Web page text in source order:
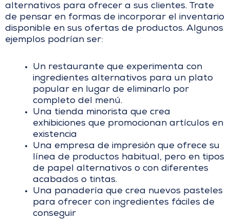
alternativos para ofrecer a sus clientes. Trate
de pensar en formas de incorporar el inventario
disponible en sus ofertas de productos. Algunos
ejemplos podrían ser:
Un restaurante que experimenta con
ingredientes alternativos para un plato
popular en lugar de eliminarlo por
completo del menú.
Una tienda minorista que crea
exhibiciones que promocionan artículos en
existencia
Una empresa de impresión que ofrece su
línea de productos habitual, pero en tipos
de papel alternativos o con diferentes
acabados o tintas.
Una panadería que crea nuevos pasteles
para ofrecer con ingredientes fáciles de
conseguir